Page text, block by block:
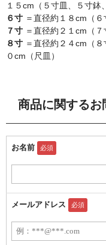
１５cm（５寸皿、５寸鉢
６寸 ＝直径約１８cm（
７寸 ＝直径約２１cm（
８寸 ＝直径約２４cm（
０cm（尺皿）
商品に関するお
お名前 必須
メールアドレス 必須